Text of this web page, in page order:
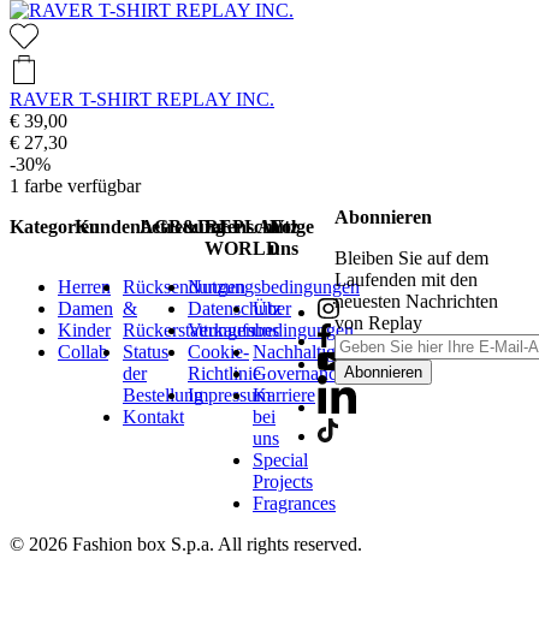
RAVER T-SHIRT REPLAY INC.
€ 39,00
€ 27,30
-30%
1 farbe verfügbar
Kategorien
Herren
Damen
Kinder
Collab
Kundenbetreuung
Rücksendungen
&
Rückerstattungen
Status
der
Bestellung
Kontakt
AGB&Datenschutz
Nutzungsbedingungen
Datenschutz
Verkaufsbedingungen
Cookie-
Richtlinie
Impressum
REPLAY
WORLD
Über
uns
Nachhaltigkeit
Governance
Karriere
bei
uns
Special
Projects
Fragrances
Folge
uns
Abonnieren
Bleiben Sie auf dem
Laufenden mit den
neuesten Nachrichten
von Replay
Abonnieren
© 2026 Fashion box S.p.a. All rights reserved.